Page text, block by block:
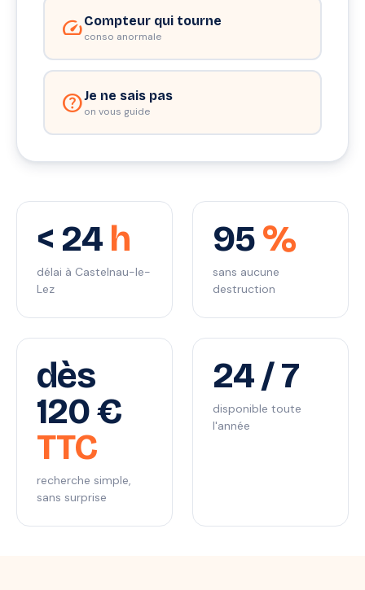
speedCompteur qui tourne
conso anormale
helpJe ne sais pas
on vous guide
< 24 h
délai à Castelnau-le-
Lez
95%
sans aucune
destruction
dès
120 €
TTC
recherche simple,
sans surprise
24 / 7
disponible toute
l'année